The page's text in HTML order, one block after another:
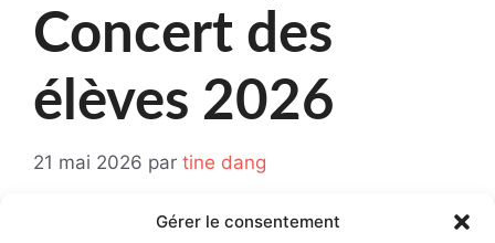
Gérer le consentement
Concert des
élèves 2026
21 mai 2026 par tine dang
Samedi 30 mai 2026 à la salle de la